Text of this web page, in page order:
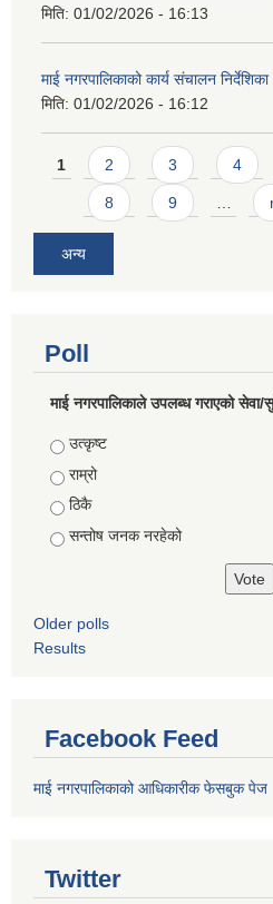
मिति: 01/02/2026 - 16:13
माई नगरपालिकाको कार्य संचालन
मिति: 01/02/2026 - 16:12
Pages
1 2 3 4
8 9
अन्य
Poll
माई नगरपालिकाले उपलब्ध गराएको सेवा/
Choices
उत्कृष्ट
राम्रो
ठिकै
सन्तोष जनक नरहेको
Older polls
Results
Facebook Feed
माई नगरपालिकाको आधिकारीक फेसबुक पेज
Twitter